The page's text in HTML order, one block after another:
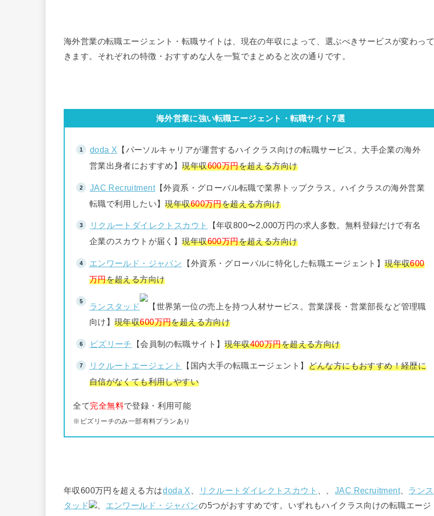
海外営業の転職エージェント・転職サイトは、現在の年収によって、選ぶべきサービスが変わって
きます。それぞれの特徴・おすすめな人を一覧でまとめると次の通りです。
海外営業に強い転職エージェント・転職サイト7選
doda X 【パーソルキャリアが運営するハイクラス向けの転職サービス。大手企業の海外
営業出身者におすすめ】現年収600万円を超える方向け
JAC Recruitment【外資系・グローバル転職で業界トップクラス。ハイクラスの海外営業
転職で利用したい】現年収600万円を超える方向け
リクルートダイレクトスカウト
【年収800〜2,000万円の求人多数。無料登録だけで有名
企業のスカウトが届く】現年収600万円を超える方向け
エンワールド・ジャパン 【外資系・グローバルに特化した転職エージェント】現年収600
万円を超える方向け
ランスタッド
【世界第一位の売上を持つ人材サービス。営業課長・営業部長など管理職
向け】現年収600万円を超える方向け
ビズリーチ 【会員制の転職サイト】現年収400万円を超える方向け
リクルートエージェント 【国内大手の転職エージェント】 どんな方にもおすすめ！経歴に
自信がなくても利用しやすい
全て完全無料で登録・利用可能
※ビズリーチのみ一部有料プランあり
年収600万円を超える方はdoda X リクルートダイレクトスカウト JAC Recruitment、 ランス
タッド
エンワールド・ジャパンの5つがおすすめです。いずれもハイクラス向けの転職エージ